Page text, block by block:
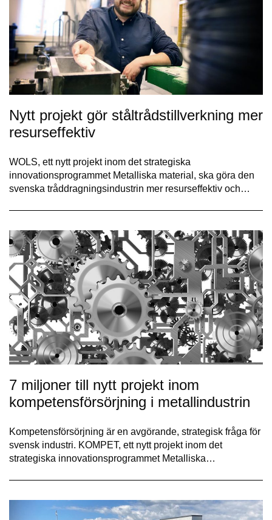
Nytt projekt gör ståltrådstillverkning mer
resurseffektiv
WOLS, ett nytt projekt inom det strategiska
innovationsprogrammet Metalliska material, ska göra den
svenska tråddragningsindustrin mer resurseffektiv och…
7 miljoner till nytt projekt inom
kompetensförsörjning i metallindustrin
Kompetensförsörjning är en avgörande, strategisk fråga för
svensk industri. KOMPET, ett nytt projekt inom det
strategiska innovationsprogrammet Metalliska…